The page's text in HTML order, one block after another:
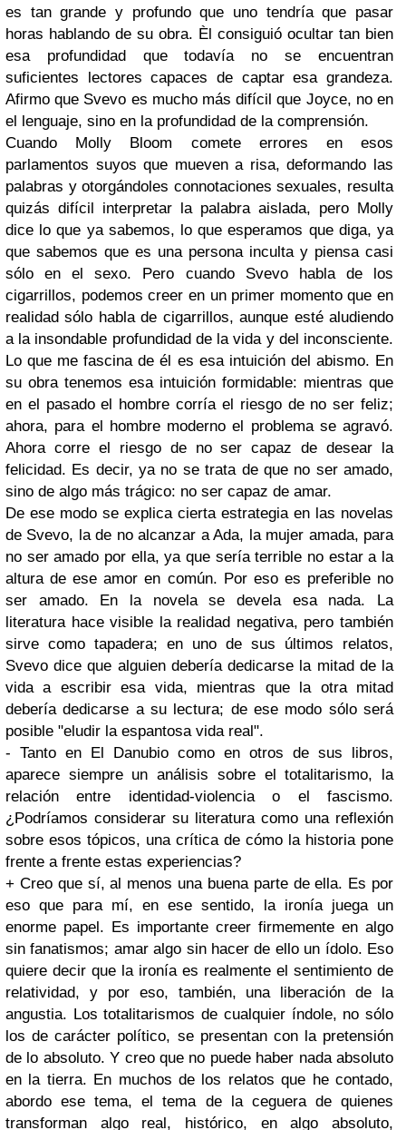
es tan grande y profundo que uno tendría que pasar
horas hablando de su obra. Èl consiguió ocultar tan bien
esa profundidad que todavía no se encuentran
suficientes lectores capaces de captar esa grandeza.
Afirmo que Svevo es mucho más difícil que Joyce, no en
el lenguaje, sino en la profundidad de la comprensión.
Cuando Molly Bloom comete errores en esos
parlamentos suyos que mueven a risa, deformando las
palabras y otorgándoles connotaciones sexuales, resulta
quizás difícil interpretar la palabra aislada, pero Molly
dice lo que ya sabemos, lo que esperamos que diga, ya
que sabemos que es una persona inculta y piensa casi
sólo en el sexo. Pero cuando Svevo habla de los
cigarrillos, podemos creer en un primer momento que en
realidad sólo habla de cigarrillos, aunque esté aludiendo
a la insondable profundidad de la vida y del inconsciente.
Lo que me fascina de él es esa intuición del abismo. En
su obra tenemos esa intuición formidable: mientras que
en el pasado el hombre corría el riesgo de no ser feliz;
ahora, para el hombre moderno el problema se agravó.
Ahora corre el riesgo de no ser capaz de desear la
felicidad. Es decir, ya no se trata de que no ser amado,
sino de algo más trágico: no ser capaz de amar.
De ese modo se explica cierta estrategia en las novelas
de Svevo, la de no alcanzar a Ada, la mujer amada, para
no ser amado por ella, ya que sería terrible no estar a la
altura de ese amor en común. Por eso es preferible no
ser amado. En la novela se devela esa nada. La
literatura hace visible la realidad negativa, pero también
sirve como tapadera; en uno de sus últimos relatos,
Svevo dice que alguien debería dedicarse la mitad de la
vida a escribir esa vida, mientras que la otra mitad
debería dedicarse a su lectura; de ese modo sólo será
posible "eludir la espantosa vida real".
- Tanto en El Danubio como en otros de sus libros,
aparece siempre un análisis sobre el totalitarismo, la
relación entre identidad-violencia o el fascismo.
¿Podríamos considerar su literatura como una reflexión
sobre esos tópicos, una crítica de cómo la historia pone
frente a frente estas experiencias?
+ Creo que sí, al menos una buena parte de ella. Es por
eso que para mí, en ese sentido, la ironía juega un
enorme papel. Es importante creer firmemente en algo
sin fanatismos; amar algo sin hacer de ello un ídolo. Eso
quiere decir que la ironía es realmente el sentimiento de
relatividad, y por eso, también, una liberación de la
angustia. Los totalitarismos de cualquier índole, no sólo
los de carácter político, se presentan con la pretensión
de lo absoluto. Y creo que no puede haber nada absoluto
en la tierra. En muchos de los relatos que he contado,
abordo ese tema, el tema de la ceguera de quienes
transforman algo real, histórico, en algo absoluto,